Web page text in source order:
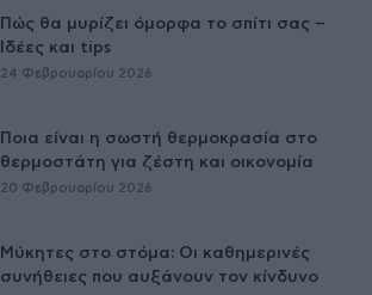
Πώς θα μυρίζει όμορφα το σπίτι σας –
Ιδέες και tips
24 Φεβρουαρίου 2026
Ποια είναι η σωστή θερμοκρασία στο
θερμοστάτη για ζέστη και οικονομία
20 Φεβρουαρίου 2026
Μύκητες στο στόμα: Οι καθημερινές
συνήθειες που αυξάνουν τον κίνδυνο